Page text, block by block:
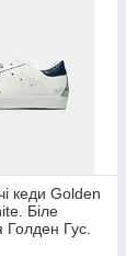
кеди Golden
Біле
Голден Гус.